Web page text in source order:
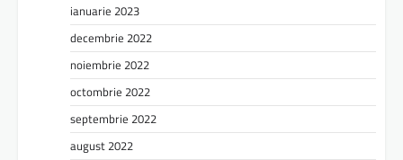
ianuarie 2023
decembrie 2022
noiembrie 2022
octombrie 2022
septembrie 2022
august 2022